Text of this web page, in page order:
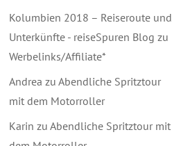
Kolumbien 2018 – Reiseroute und
Unterkünfte - reiseSpuren Blog zu
Werbelinks/Affiliate*
Andrea zu Abendliche Spritztour
mit dem Motorroller
Karin zu Abendliche Spritztour mit